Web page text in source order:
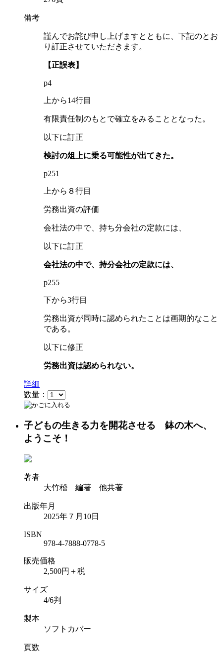
備考
謹んでお詫び申し上げますとともに、下記のとお
り訂正させていただきます。
【正誤表】
p4
上から14行目
有限責任制のもとで確立をみることとなった。
以下に訂正
検討の俎上に乗る可能性が出てきた。
p251
上から８行目
労務出資の評価
会社法の中で、持ち分会社の定款には、
以下に訂正
会社法の中で、持分会社の定款には、
p255
下から3行目
労務出資が同時に認められたことは画期的なこと
である。
以下に修正
労務出資は認められない。
詳細
数量：
子どもの生きる力を開花させる 鉢の木へ、
ようこそ！
著者
大竹稽 編著 他共著
出版年月
2025年７月10日
ISBN
978-4-7888-0778-5
販売価格
2,500円＋税
サイズ
4/6判
製本
ソフトカバー
頁数